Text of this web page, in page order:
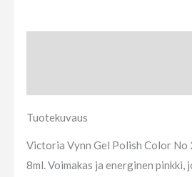
Tuotekuvaus
Victoria Vynn Gel Polish Color No
8ml. Voimakas ja energinen pinkki,